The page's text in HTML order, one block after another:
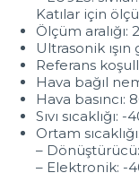
Katılar için
Ölçüm aralığı:
Ultrasonik ışın
Referans
Hava bağıl
Hava basıncı:
Sıvı sıcaklığı:
Ortam sıcaklığı:
–
– Elektronik: -